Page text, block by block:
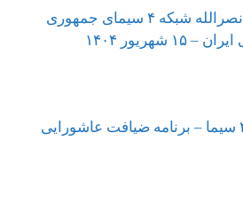
برنامه نصرالله شبکه ۴ سیمای جمهوری
– ۱۵ شهریور ۱۴۰۴